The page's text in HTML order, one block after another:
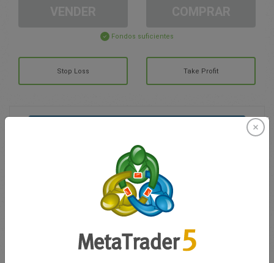
Fondos suficientes
Stop Loss Take Profit